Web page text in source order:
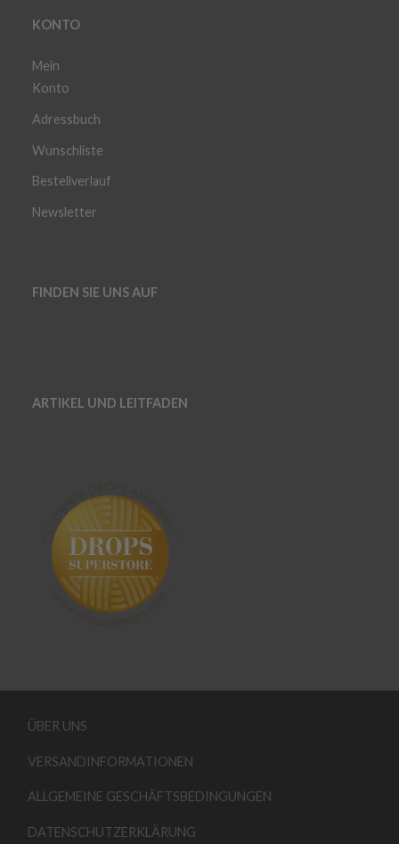
KONTO
Mein
Konto
Adressbuch
Wunschliste
Bestellverlauf
Newsletter
FINDEN SIE UNS AUF
ARTIKEL UND LEITFADEN
ÜBER UNS
VERSANDINFORMATIONEN
ALLGEMEINE GESCHÄFTSBEDINGUNGEN
DATENSCHUTZERKLÄRUNG